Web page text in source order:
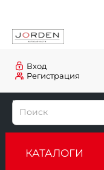
Регистрация
Вход
КАТАЛОГИ